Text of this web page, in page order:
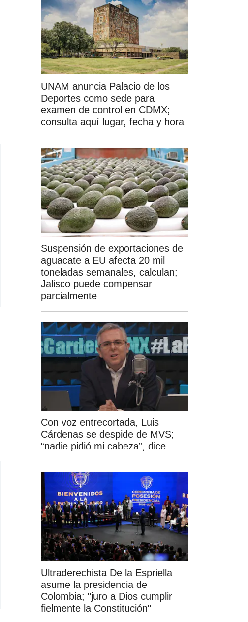
UNAM anuncia Palacio de los
Deportes como sede para
examen de control en CDMX;
consulta aquí lugar, fecha y hora
Suspensión de exportaciones de
aguacate a EU afecta 20 mil
toneladas semanales, calculan;
Jalisco puede compensar
parcialmente
Con voz entrecortada, Luis
Cárdenas se despide de MVS;
“nadie pidió mi cabeza”, dice
Ultraderechista De la Espriella
asume la presidencia de
Colombia; "juro a Dios cumplir
fielmente la Constitución"